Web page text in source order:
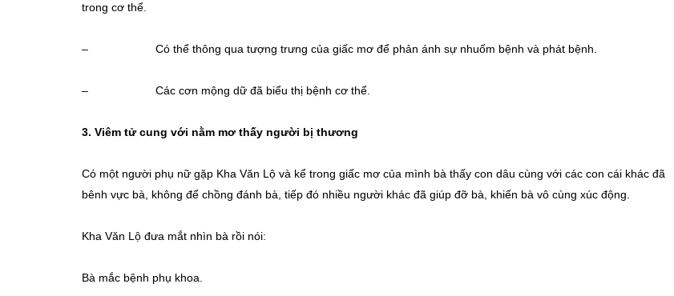
trong cơ thể.
– Có thể thông qua tượng trưng của giấc mơ để phản ánh sự nhuốm bệnh và phát bệnh.
– Các cơn mộng dữ đã biểu thị bệnh cơ thể.
3. Viêm tử cung với nằm mơ thấy người bị thương
Có một người phụ nữ gặp Kha Văn Lộ và kể trong giấc mơ của mình bà thấy con dâu cùng với các con cái khác đã
bênh vực bà, không để chồng đánh bà, tiếp đó nhiều người khác đã giúp đỡ bà, khiến bà vô cùng xúc động.
Kha Văn Lộ đưa mắt nhìn bà rồi nói:
Bà mắc bệnh phụ khoa.